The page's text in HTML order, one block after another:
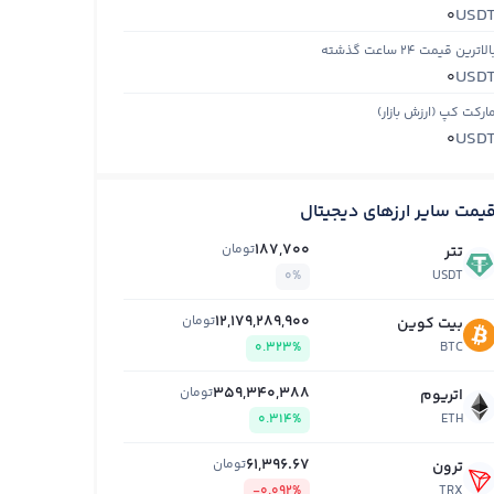
0
قیمت ۲۴ ساعت گذشته
0
مارکت کپ (ارزش بازار)
0
قیمت سایر ارزهای دیجیتال
تتر
USDT
187,700تومان
0%
بیت کوین
BTC
12,179,289,900تومان
0.323%
اتریوم
ETH
359,340,388تومان
0.314%
ترون 61,396.67تومان